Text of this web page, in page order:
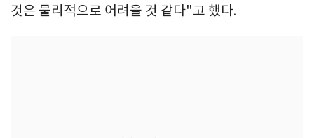
것은 물리적으로 어려울 것 같다"고 했다.